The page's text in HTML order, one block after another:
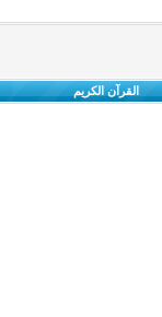
القرآن الكريم